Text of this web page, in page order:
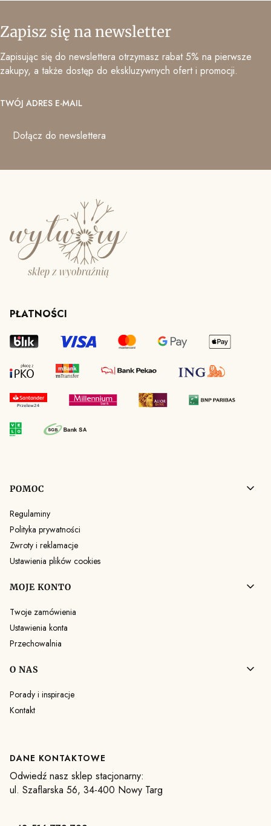
Zapisz się na newsletter
Zapisując się do newslettera otrzymasz rabat 5% na pierwsze
zakupy, a także dostęp do ekskluzywnych ofert i promocji.
TWÓJ ADRES E-MAIL
Dołącz do newslettera
PŁATNOŚCI
Linki w stopce
POMOC
Regulaminy
Polityka prywatności
Zwroty i reklamacje
Ustawienia plików cookies
MOJE KONTO
Twoje zamówienia
Ustawienia konta
Przechowalnia
O NAS
Porady i inspiracje
Kontakt
DANE KONTAKTOWE
Odwiedź nasz sklep stacjonarny:
ul. Szaflarska 56, 34-400 Nowy Targ